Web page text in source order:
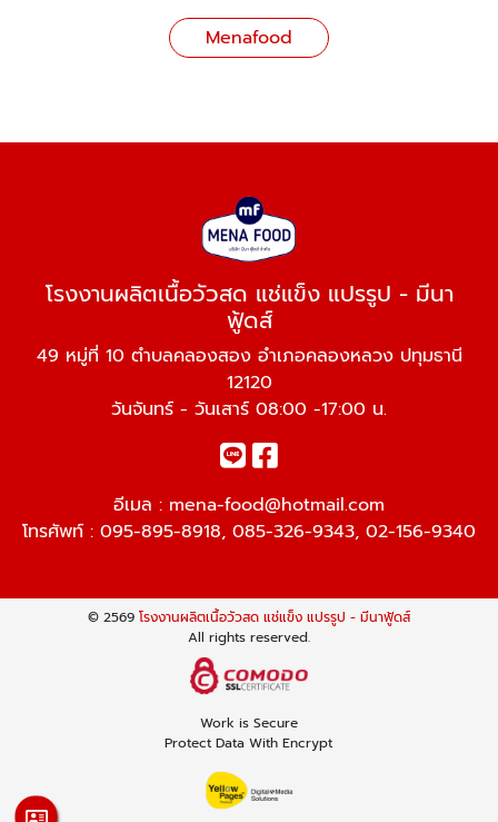
Menafood
โรงงานผลิตเนื้อวัวสด แช่แข็ง แปรรูป - มีนา
ฟู้ดส์
49 หมู่ที่ 10 ตำบลคลองสอง อำเภอคลองหลวง ปทุมธานี
12120
วันจันทร์ - วันเสาร์ 08:00 -17:00 น.
อีเมล : mena-food@hotmail.com
โทรศัพท์ : 095-895-8918, 085-326-9343, 02-156-9340
© 2569 โรงงานผลิตเนื้อวัวสด แช่แข็ง แปรรูป - มีนาฟู้ดส์
All rights reserved.
Work is Secure
Protect Data With Encrypt